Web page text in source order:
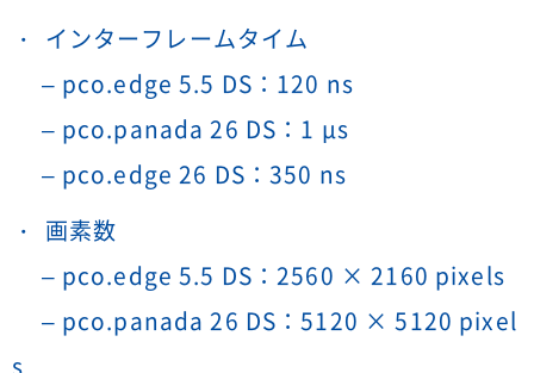
インターフレームタイム
– pco.edge 5.5 DS：120 ns
– pco.panada 26 DS：1 μs
– pco.edge 26 DS：350 ns
画素数
– pco.edge 5.5 DS：2560 × 2160 pixels
– pco.panada 26 DS：5120 × 5120 pixel
s